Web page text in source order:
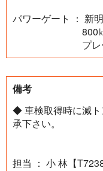
パワーゲート ： 新
800㎏タ
プレート
備考
◆ 車検取得時に減ト
承下さい。
担当 ： 小 林【